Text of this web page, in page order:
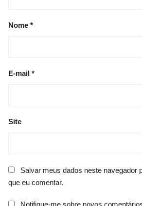
Nome*
E-mail*
Site
Salvar meus dados neste navegador
que eu comentar.
Notifique-me sobre novos